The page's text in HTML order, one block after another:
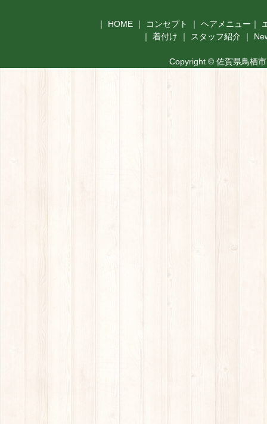
｜ HOME｜ コンセプト ｜ ヘアメニュー ｜
｜ 着付け ｜ スタッフ紹介 ｜
Copyright © 佐賀県鳥栖